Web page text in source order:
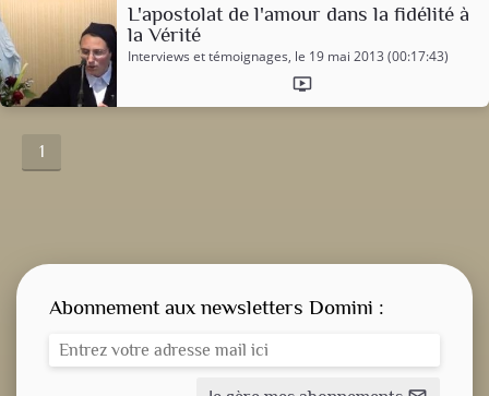
L'apostolat de l'amour dans la fidélité à
la Vérité
Interviews et témoignages, le 19 mai 2013 (00:17:43)
ondemand_video
1
Abonnement aux newsletters Domini :